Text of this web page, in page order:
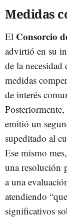
Medidas
El Consorcio
advirtió en su
de la necesidad
medidas
de interés
emitió un
supeditado al
Ese mismo
una resolución
a una
atendiendo
significativos